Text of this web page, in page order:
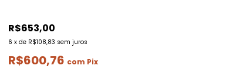
R$653,00
6 x de R$108,83 sem juros
R$600,76 com Pix